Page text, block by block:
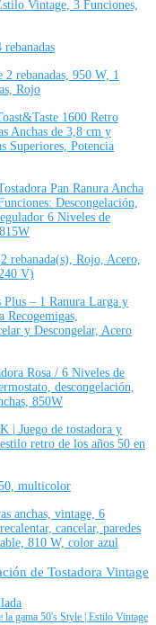
Vintage, 3 Funciones,
2 rebanadas, 950 W, 1
Rojo
1600 Retro
Anchas de 3,8 cm y
Superiores, Potencia
Pan Ranura Ancha
Descongelación,
6 Niveles de
rebanada(s), Rojo, Acero,
V)
Plus – 1 Ranura Larga y
Recogemigas,
y Descongelar, Acero
Rosa / 6 Niveles de
descongelación,
850W
| Juego de tostadora y
retro de los años 50 en
multicolor
anchas, vintage, 6
cancelar, paredes
810 W, color azul
de Tostadora Vintage
la gama 50's Style | Estilo Vintage